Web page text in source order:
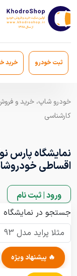
ثبت خودرو خرید
کارشناسی
نمایشگاه پارس
اقساطی
ورود | ثبت نام
جستجو در نمایشگاه
🔥 پیشنهاد ویژه